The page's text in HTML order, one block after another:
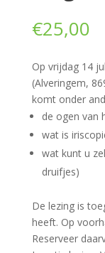
€25,00
Op vrijdag 14
(Alveringem,
komt onder
de ogen van
wat is
wat kunt u
druifjes)
De lezing is
heeft. Op
Reserveer